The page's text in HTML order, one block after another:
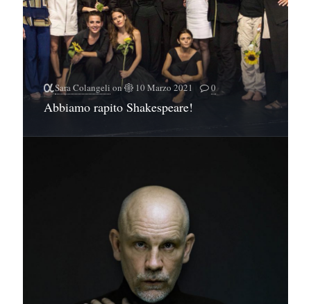
Sara Colangeli on 10 Marzo 2021 0
Abbiamo rapito Shakespeare!